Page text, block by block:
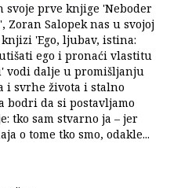
svoje prve knjige 'Neboder
Zoran Salopek nas u svojoj
'Ego, ljubav, istina:
ego i pronaći vlastitu
vodi dalje u promišljanju
i svrhe života i stalno
bodri da si postavljamo
tko sam stvarno ja – jer
o tome tko smo, odakle...